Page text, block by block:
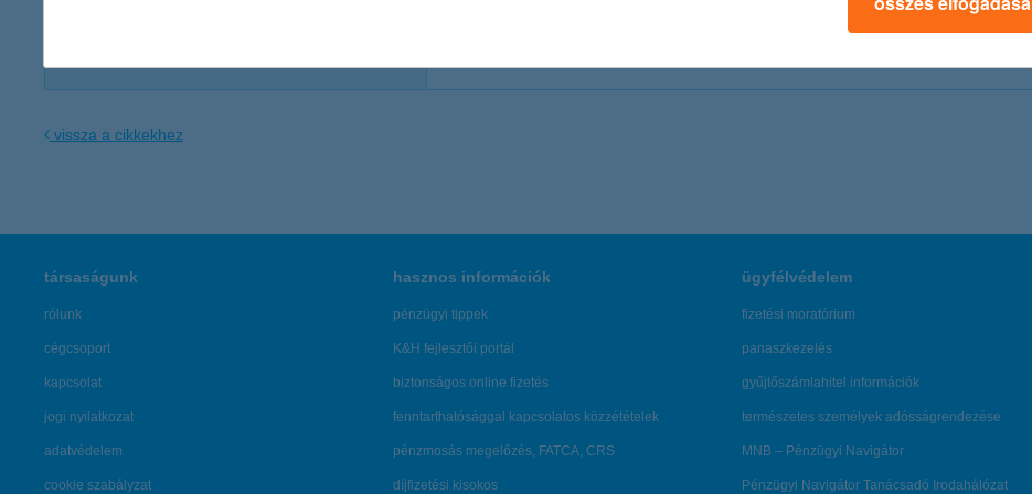
vissza a cikkekhez
társaságunk
rólunk
cégcsoport
kapcsolat
jogi nyilatkozat
adatvédelem
cookie szabályzat
hasznos információk
pénzügyi tippek
K&H fejlesztői portál
biztonságos online fizetés
fenntarthatósággal kapcsolatos közzétételek
pénzmosás megelőzés, FATCA, CRS
díjfizetési kisokos
ügyfélvédelem
fizetési moratórium
panaszkezelés
gyűjtőszámlahitel információk
természetes személyek adósságrendezése
MNB – Pénzügyi Navigátor
Pénzügyi Navigátor Tanácsadó Irodahálózat